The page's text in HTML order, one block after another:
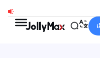
content